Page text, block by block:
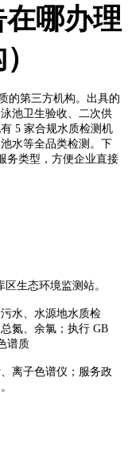
哪办理
的第三方机构。出具的
池卫生验收、二次供
5 家合规水质检测机
水等全品类检测。下
务类型，方便企业直接
生态环境监测站。
水、水源地水质检
氮、余氯；执行 GB
谱质
离子色谱仪；服务政